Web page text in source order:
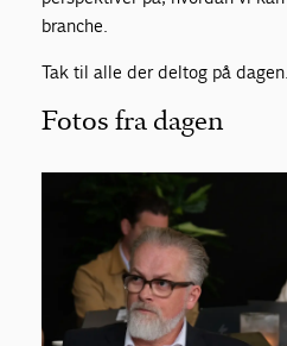
branche.
Tak til alle der deltog på dagen.
Fotos fra dagen